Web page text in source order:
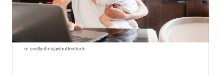
m.svetlychnaja/shutterstock